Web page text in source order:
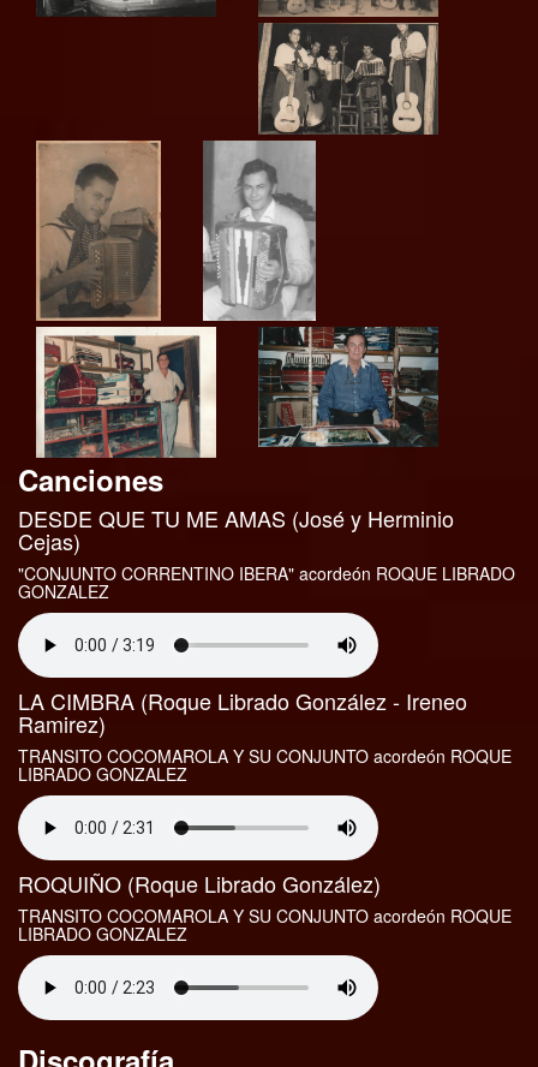
Canciones
DESDE QUE TU ME AMAS (José y Herminio
Cejas)
"CONJUNTO CORRENTINO IBERA" acordeón ROQUE LIBRADO
GONZALEZ
LA CIMBRA (Roque Librado González - Ireneo
Ramirez)
TRANSITO COCOMAROLA Y SU CONJUNTO acordeón ROQUE
LIBRADO GONZALEZ
ROQUIÑO (Roque Librado González)
TRANSITO COCOMAROLA Y SU CONJUNTO acordeón ROQUE
LIBRADO GONZALEZ